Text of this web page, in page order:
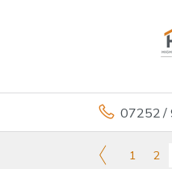
07252 /
1 2